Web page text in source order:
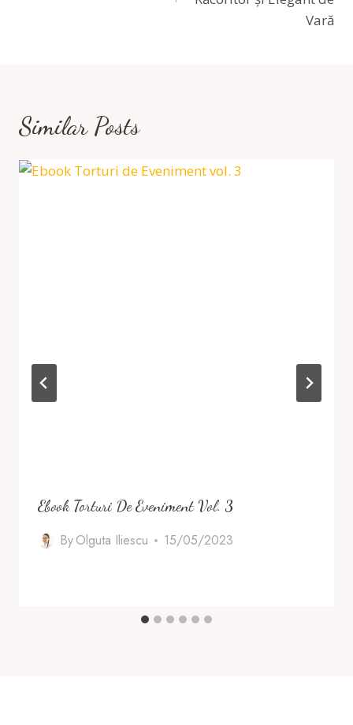
Vară
Similar Posts
Ebook Torturi De Eveniment Vol. 3
ByOlguta Iliescu 15/05/2023